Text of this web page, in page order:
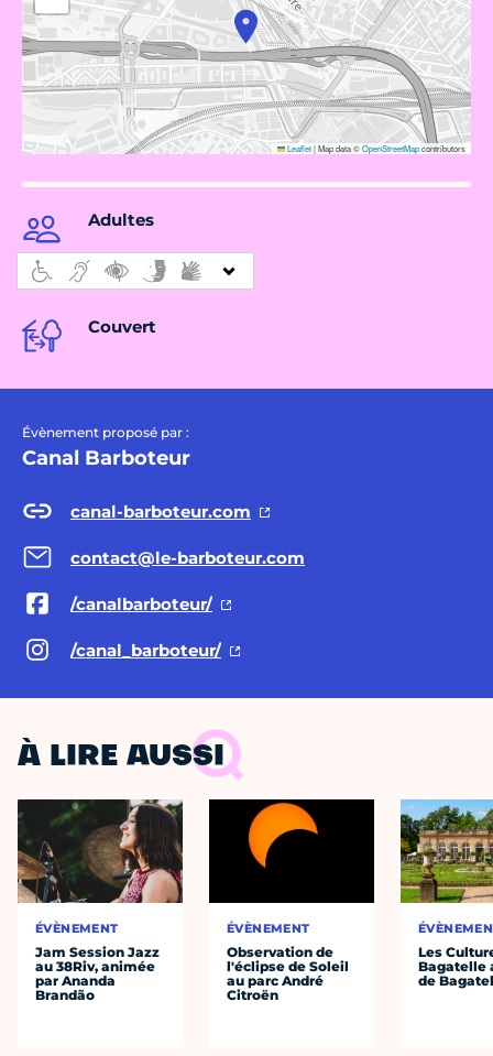
Leaflet|Map data ©OpenStreetMapcontributors
Adultes
Couvert
Évènement proposé par :
Canal Barboteur
canal-barboteur.com
contact@le-barboteur.com
/canalbarboteur/
/canal_barboteur/
À LIRE AUSSI
ÉVÈNEMENT
Jam Session Jazz
au 38Riv, animée
par Ananda
Brandão
ÉVÈNEMENT
Observation de
l'éclipse de Soleil
au parc André
Citroën
Les
Bagatelle
de